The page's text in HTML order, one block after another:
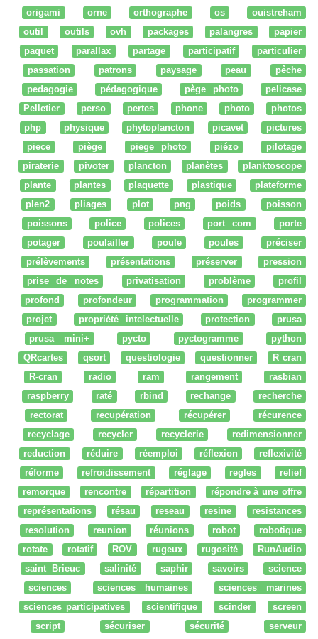
origami
orne orthographe os
ouistreham
outil
outils ovh packages palangres
papier
paquet
parallax partage participatif
particulier
passation
patrons paysage peau
pêche
pedagogie
pédagogique pège photo
pelicase
Pelletier
perso pertes phone photo
photos
php
physique phytoplancton picavet
pictures
piece
piège piege photo piézo
pilotage
piraterie
pivoter plancton planètes
planktoscope
plante
plantes plaquette plastique
plateforme
plen2
pliages plot png poids
poisson
poissons
police polices port com
porte
potager
poulailler poule poules
préciser
prélèvements
présentations préserver
pression
prise de notes
privatisation problème
profil
profond
profondeur programmation
programmer
projet
propriété intelectuelle protection
prusa
prusa mini+
pycto pyctogramme
python
QRcartes
qsort questiologie questionner
R cran
R-cran
radio ram rangement
rasbian
raspberry
raté rbind rechange
recherche
rectorat
recupération récupérer
récurence
recyclage
recycler recyclerie
redimensionner
reduction
réduire réemploi réflexion
reflexivité
réforme
refroidissement réglage regles
relief
remorque
rencontre répartition
répondre à une offre
représentations
résau reseau resine
resistances
resolution
reunion réunions robot
robotique
rotate
rotatif ROV rugeux rugosité
RunAudio
saint Brieuc
salinité saphir savoirs
science
sciences
sciences humaines
sciences marines
sciences participatives
scientifique scinder
screen
script
sécuriser sécurité
serveur